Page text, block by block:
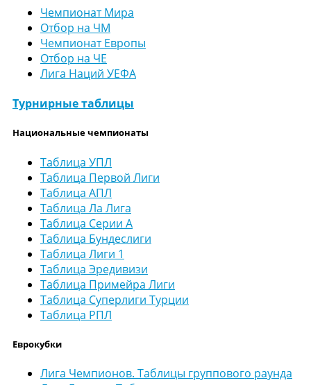
Чемпионат Мира
Отбор на ЧМ
Чемпионат Европы
Отбор на ЧЕ
Лига Наций УЕФА
Турнирные таблицы
Национальные чемпионаты
Таблица УПЛ
Таблица Первой Лиги
Таблица АПЛ
Таблица Ла Лига
Таблица Серии А
Таблица Бундеслиги
Таблица Лиги 1
Таблица Эредивизи
Таблица Примейра Лиги
Таблица Суперлиги Турции
Таблица РПЛ
Еврокубки
Лига Чемпионов. Таблицы группового раунда